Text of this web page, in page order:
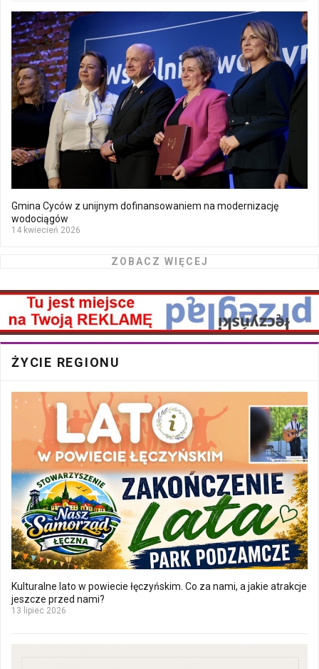
Gmina Cyców z unijnym dofinansowaniem na modernizację
wodociągów
14 kwiecień 2026
ZOBACZ WIĘCEJ
ŻYCIE REGIONU
Kulturalne lato w powiecie łęczyńskim. Co za nami, a jakie atrakcje
jeszcze przed nami?
13 lipiec 2026